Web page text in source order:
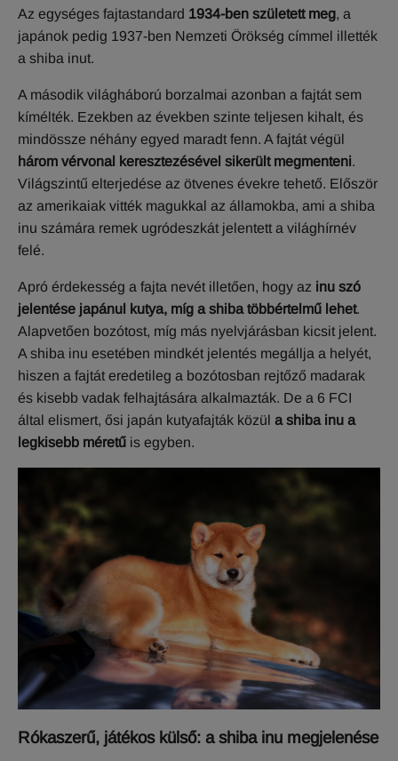
Az egységes fajtastandard 1934-ben született meg, a
japánok pedig 1937-ben Nemzeti Örökség címmel illették
a shiba inut.
A második világháború borzalmai azonban a fajtát sem
kímélték. Ezekben az években szinte teljesen kihalt, és
mindössze néhány egyed maradt fenn. A fajtát végül
három vérvonal keresztezésével sikerült megmenteni.
Világszintű elterjedése az ötvenes évekre tehető. Először
az amerikaiak vitték magukkal az államokba, ami a shiba
inu számára remek ugródeszkát jelentett a világhírnév
felé.
Apró érdekesség a fajta nevét illetően, hogy az inu szó
jelentése japánul kutya, míg a shiba többértelmű lehet.
Alapvetően bozótost, míg más nyelvjárásban kicsit jelent.
A shiba inu esetében mindkét jelentés megállja a helyét,
hiszen a fajtát eredetileg a bozótosban rejtőző madarak
és kisebb vadak felhajtására alkalmazták. De a 6 FCI
által elismert, ősi japán kutyafajták közül a shiba inu a
legkisebb méretű is egyben.
Rókaszerű, játékos külső: a shiba inu megjelenése